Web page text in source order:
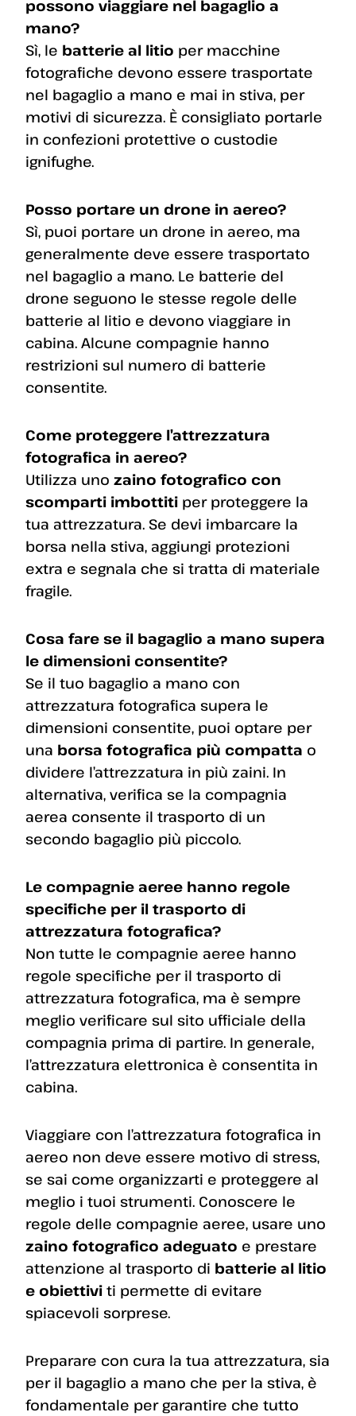
possono viaggiare nel bagaglio a
mano?
Sì, le batterie al litio per macchine
fotografiche devono essere trasportate
nel bagaglio a mano e mai in stiva, per
motivi di sicurezza. È consigliato portarle
in confezioni protettive o custodie
ignifughe.
Posso portare un drone in aereo?
Sì, puoi portare un drone in aereo, ma
generalmente deve essere trasportato
nel bagaglio a mano. Le batterie del
drone seguono le stesse regole delle
batterie al litio e devono viaggiare in
cabina. Alcune compagnie hanno
restrizioni sul numero di batterie
consentite.
Come proteggere l’attrezzatura
fotografica in aereo?
Utilizza uno zaino fotografico con
scomparti imbottiti per proteggere la
tua attrezzatura. Se devi imbarcare la
borsa nella stiva, aggiungi protezioni
extra e segnala che si tratta di materiale
fragile.
Cosa fare se il bagaglio a mano supera
le dimensioni consentite?
Se il tuo bagaglio a mano con
attrezzatura fotografica supera le
dimensioni consentite, puoi optare per
una borsa fotografica più compatta o
dividere l’attrezzatura in più zaini. In
alternativa, verifica se la compagnia
aerea consente il trasporto di un
secondo bagaglio più piccolo.
Le compagnie aeree hanno regole
specifiche per il trasporto di
attrezzatura fotografica?
Non tutte le compagnie aeree hanno
regole specifiche per il trasporto di
attrezzatura fotografica, ma è sempre
meglio verificare sul sito ufficiale della
compagnia prima di partire. In generale,
l’attrezzatura elettronica è consentita in
cabina.
Viaggiare con l’attrezzatura fotografica in
aereo non deve essere motivo di stress,
se sai come organizzarti e proteggere al
meglio i tuoi strumenti. Conoscere le
regole delle compagnie aeree, usare uno
zaino fotografico adeguato e prestare
attenzione al trasporto di batterie al litio
e obiettivi ti permette di evitare
spiacevoli sorprese.
Preparare con cura la tua attrezzatura, sia
per il bagaglio a mano che per la stiva, è
fondamentale per garantire che tutto